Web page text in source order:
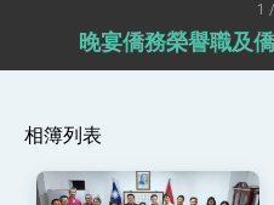
外交部長林佳龍
會」訪問團一行
臺美經貿談判獲
外交部與數位發展
位實力，達成固邦
1
晚宴僑務榮譽職及
相簿列表